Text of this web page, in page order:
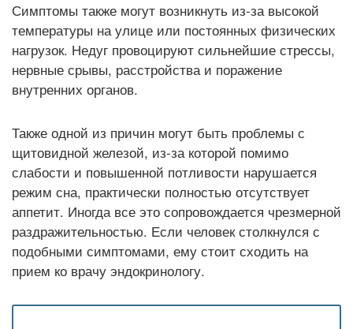
Симптомы также могут возникнуть из-за высокой
температуры на улице или постоянных физических
нагрузок. Недуг провоцируют сильнейшие стрессы,
нервные срывы, расстройства и поражение
внутренних органов.
Также одной из причин могут быть проблемы с
щитовидной железой, из-за которой помимо
слабости и повышенной потливости нарушается
режим сна, практически полностью отсутствует
аппетит. Иногда все это сопровождается чрезмерной
раздражительностью. Если человек столкнулся с
подобными симптомами, ему стоит сходить на
прием ко врачу эндокринологу.